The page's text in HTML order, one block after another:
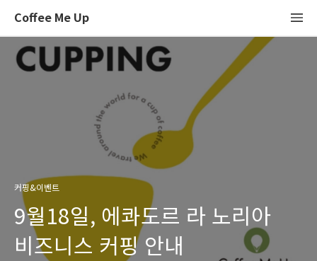
Coffee Me Up
커핑&이벤트
9월18일, 에콰도르 라 노리아
비즈니스 커핑 안내